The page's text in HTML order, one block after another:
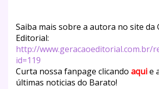
Saiba mais sobre a autora no site da
Editorial:
http://www.geracaoeditorial.com.br/
id=119
Curta nossa fanpage clicando aqui e
últimas noticias do Barato!